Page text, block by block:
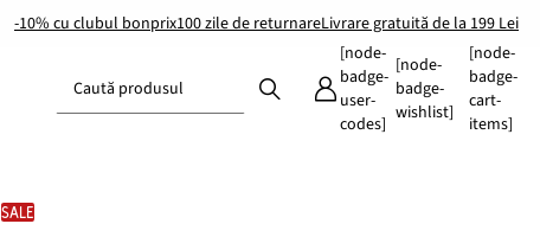
-10% cu clubul bonprix100 zile de returnareLivrare gratuită de la 199 Lei
Caută produsul
[node-
badge-
user-
codes]
[node-
badge-
wishlist]
[node-
badge-
cart-
items]
SALE